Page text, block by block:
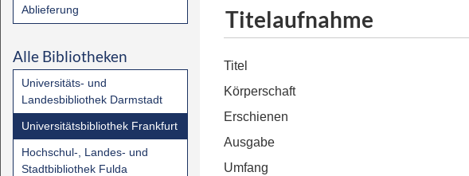
Ablieferung
Alle Bibliotheken
Universitäts- und
Landesbibliothek Darmstadt
Universitätsbibliothek Frankfurt
Hochschul-, Landes- und
Stadtbibliothek Fulda
Titelaufnahme
Titel
Körperschaft
Erschienen
Ausgabe
Umfang